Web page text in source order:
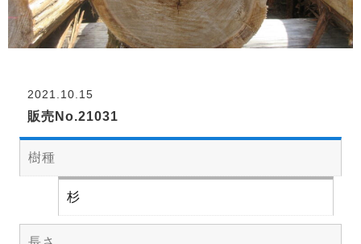
2021.10.15
販売No.21031
樹種
杉